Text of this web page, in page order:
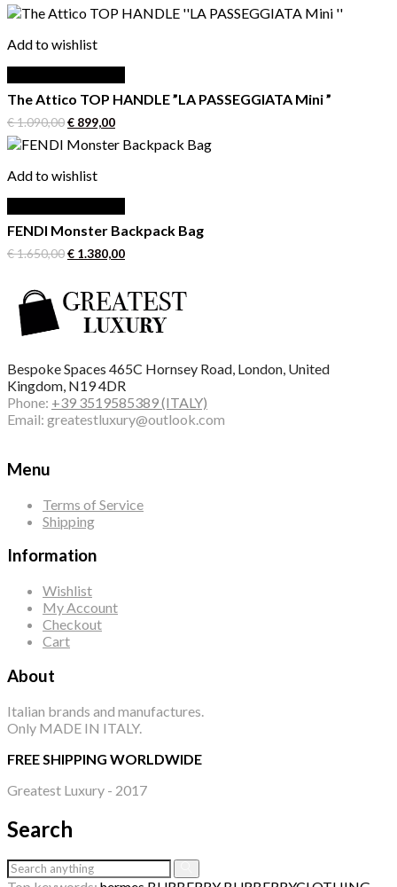
originale
€ 2.550,00.
attuale
Add to wishlist
The Attico TOP HANDLE ”LA PASSEGGIATA Mini ”
€1.090,00Il
originale
€ 1.090,00.
€ 899,00Il
attuale
Add to wishlist
FENDI Monster Backpack Bag
€1.650,00Il
era:
€ 1.650,00.
€ 1.380,00Il
è:
€ 1.380,00.
Bespoke Spaces 465C Hornsey Road, London, United
Kingdom, N19 4DR
Phone: +39 3519585389 (ITALY)
Email: greatestluxury@outlook.com
Menu
Terms of Service
Shipping
Information
Wishlist
My Account
Checkout
Cart
About
Italian brands and manufactures.
Only MADE IN ITALY.
FREE SHIPPING WORLDWIDE
Greatest Luxury - 2017
Search